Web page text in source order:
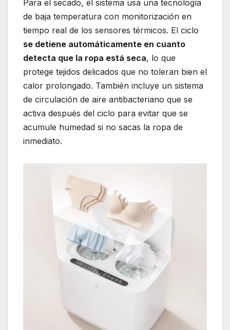
Para el secado, el sistema usa una tecnología
de baja temperatura con monitorización en
tiempo real de los sensores térmicos. El ciclo
se detiene automáticamente en cuanto
detecta que la ropa está seca, lo que
protege tejidos delicados que no toleran bien el
calor prolongado. También incluye un sistema
de circulación de aire antibacteriano que se
activa después del ciclo para evitar que se
acumule humedad si no sacas la ropa de
inmediato.